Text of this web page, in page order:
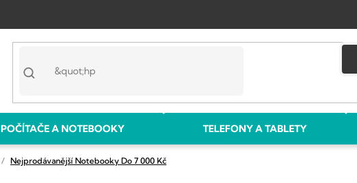
POČÍTAČE A NOTEBOOKY TELEFONY A TABLETY
Nejprodávanější Notebooky Do 7 000 Kč